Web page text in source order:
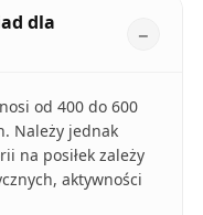
dla
od 400 do 600
Należy jednak
na posiłek zależy
aktywności